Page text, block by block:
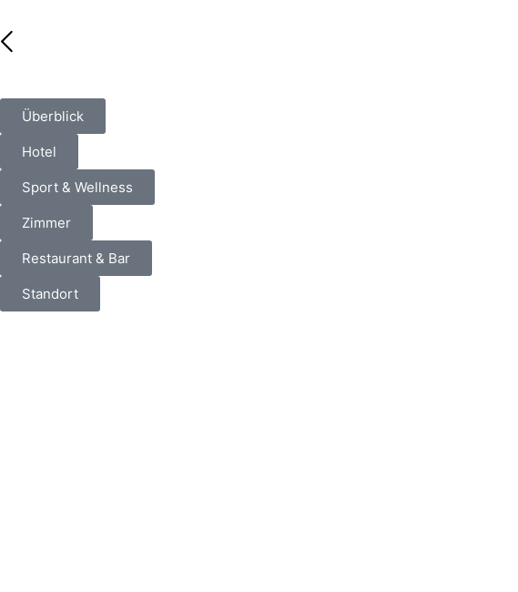
Überblick
Hotel
Sport & Wellness
Zimmer
Restaurant & Bar
Standort